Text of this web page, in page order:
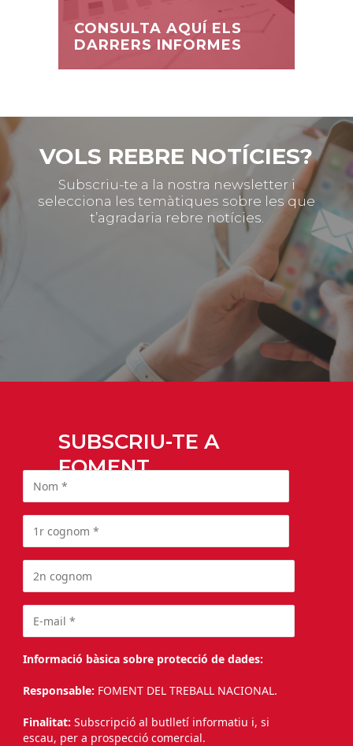
CONSULTA AQUÍ ELS
DARRERS INFORMES
VOLS REBRE NOTÍCIES?
Subscriu-te a la nostra newsletter i
selecciona les temàtiques sobre les que
t’agradaria rebre notícies.
SUBSCRIU-TE A
FOMENT
Informació bàsica sobre protecció de dades:
Responsable: FOMENT DEL TREBALL NACIONAL.
Finalitat: Subscripció al butlletí informatiu i, si
escau, per a prospecció comercial.